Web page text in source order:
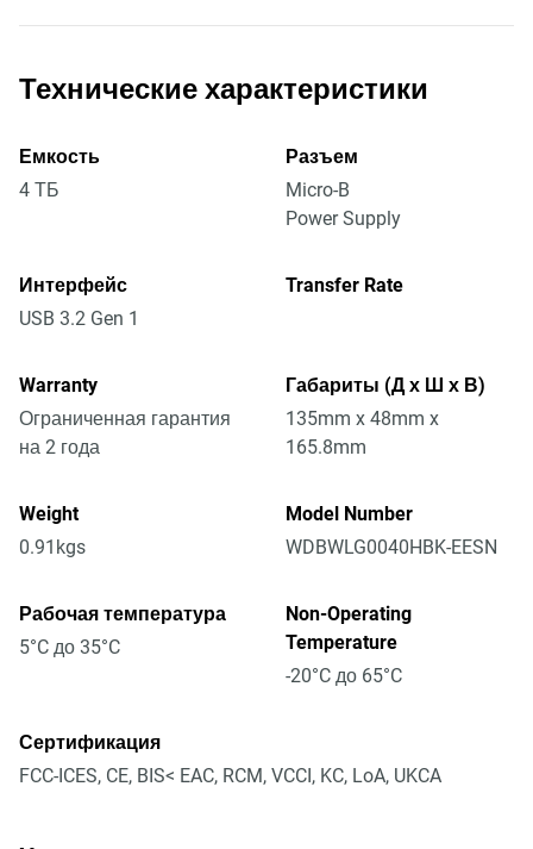
Технические характеристики
Емкость
4 ТБ
Разъем
Micro-B
Power Supply
Интерфейс
USB 3.2 Gen 1
Transfer Rate
Warranty
Ограниченная гарантия
на 2 года
Габариты (Д х Ш х В)
135mm x 48mm x
165.8mm
Weight
0.91kgs
Model Number
WDBWLG0040HBK-EESN
Рабочая температура
5°C до 35°C
Non-Operating
Temperature
-20°C до 65°C
Сертификация
FCC-ICES, CE, BIS< EAC, RCM, VCCI, KC, LoA, UKCA